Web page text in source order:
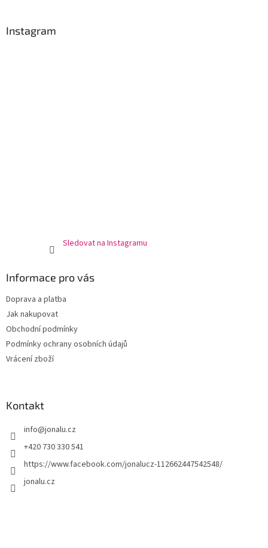
Instagram
Sledovat na Instagramu
Informace pro vás
Doprava a platba
Jak nakupovat
Obchodní podmínky
Podmínky ochrany osobních údajů
Vrácení zboží
Kontakt
info@jonalu.cz
+420 730 330 541
https://www.facebook.com/jonalucz-112662447542548/
jonalu.cz